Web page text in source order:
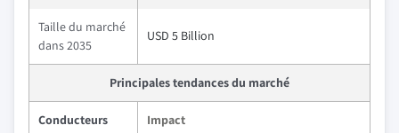
Taille du marché
dans 2035
USD 5 Billion
Principales tendances du marché
Conducteurs Impact